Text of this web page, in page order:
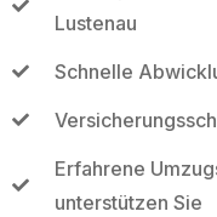
Lustenau
Schnelle
Erfahrene
unterstützen Sie